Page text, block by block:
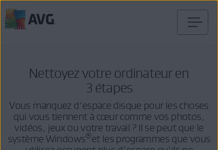
Nettoyez votre ordinateur en
3 étapes
Vous manquez d'espace disque pour les choses
qui vous tiennent à cœur comme vos photos,
vidéos, jeux ou votre travail ? Il se peut que le
système Windows®et les programmes que vous